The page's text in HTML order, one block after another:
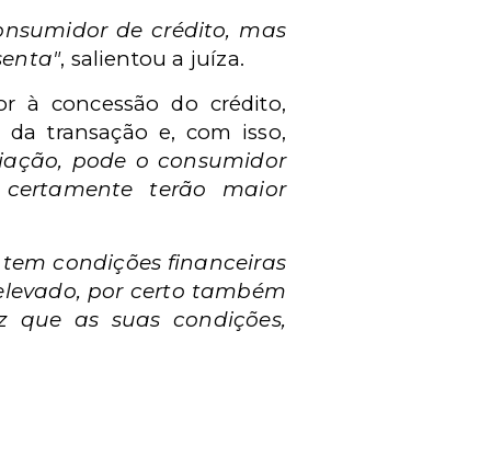
de crédito, mas
, salientou a juíza.
à concessão do crédito,
transação e, com isso,
pode o consumidor
terão maior
condições financeiras
por certo também
as suas condições,